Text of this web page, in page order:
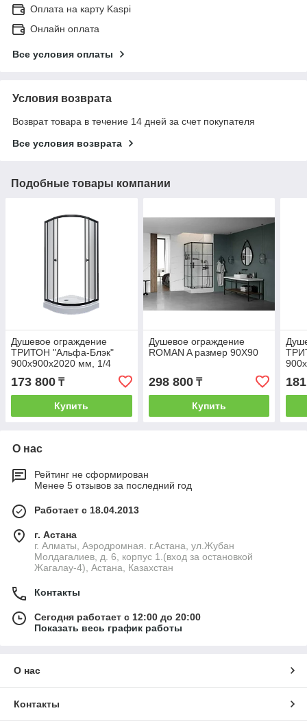
Оплата на карту Kaspi
Онлайн оплата
Все условия оплаты
Условия возврата
Возврат товара в течение 14 дней за счет покупателя
Все условия возврата
Подобные товары компании
Душевое ограждение
ТРИТОН "Альфа-Блэк"
900х900х2020 мм, 1/4
круга, низкий поддон (2
места+сифонD90мм)
173 800 ₸
Купить
Душевое ограждение
ROMAN A размер 90Х90
298 800₸
Купить
О нас
Рейтинг не сформирован
Менее 5 отзывов за последний год
Работает с 18.04.2013
г. Астана
г. Алматы, Аэродромная. г.Астана, ул.Жубан
Молдагалиев, д. 6, корпус 1.(вход за остановкой
Жагалау-4), Астана, Казахстан
Контакты
Сегодня работает с 12:00 до 20:00
Показать весь график работы
О нас
Контакты